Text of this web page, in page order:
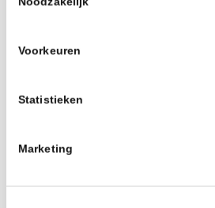
Voorkeuren
Statistieken
Marketing